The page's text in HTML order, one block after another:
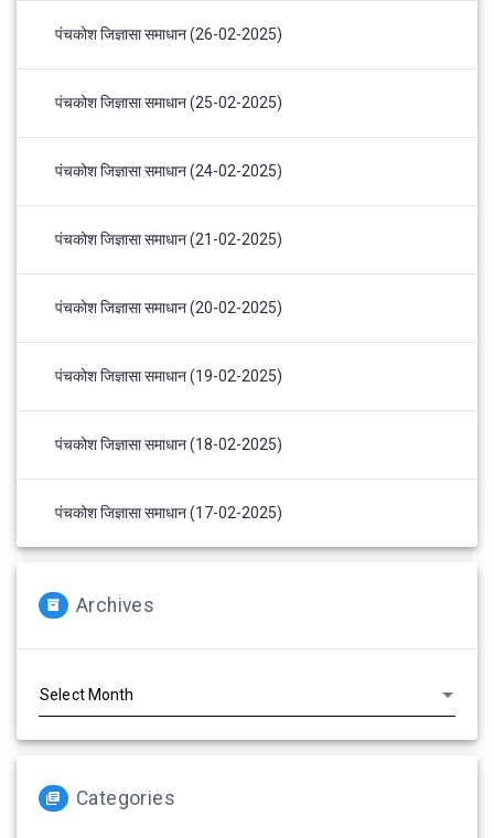
पंचकोश जिज्ञासा समाधान (26-02-2025)
पंचकोश जिज्ञासा समाधान (25-02-2025)
पंचकोश जिज्ञासा समाधान (24-02-2025)
पंचकोश जिज्ञासा समाधान (21-02-2025)
पंचकोश जिज्ञासा समाधान (20-02-2025)
पंचकोश जिज्ञासा समाधान (19-02-2025)
पंचकोश जिज्ञासा समाधान (18-02-2025)
पंचकोश जिज्ञासा समाधान (17-02-2025)
Archives
Categories